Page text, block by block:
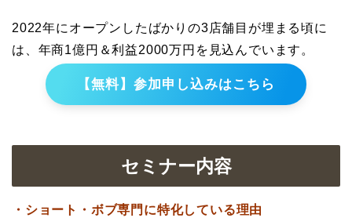
2022年にオープンしたばかりの3店舗目が埋まる頃に
は、年商1億円＆利益2000万円を見込んでいます。
【無料】参加申し込みはこちら
セミナー内容
・ショート・ボブ専門に特化している理由